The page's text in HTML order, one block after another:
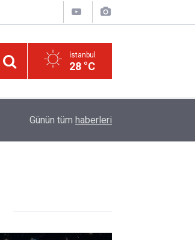
İstanbul
28 °C
Güneş'ten 30 kat büyük dev bir yıldızın ölümü
Günün tüm haberleri